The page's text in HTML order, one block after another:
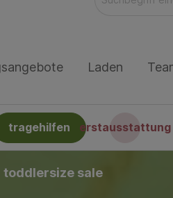
Laden
tragehilfen erstausstattung
toddlersize sale